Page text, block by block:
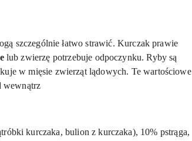
szczególnie łatwo strawić. Kurczak prawie
lub zwierzę potrzebuje odpoczynku. Ryby są
w mięsie zwierząt lądowych. Te wartościowe
wewnątrz
kurczaka, bulion z kurczaka), 10% pstrąga,